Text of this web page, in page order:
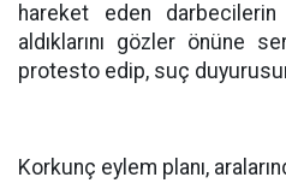
hareket eden
aldıklarını gözler önüne
protesto edip, suç
Korkunç eylem planı,